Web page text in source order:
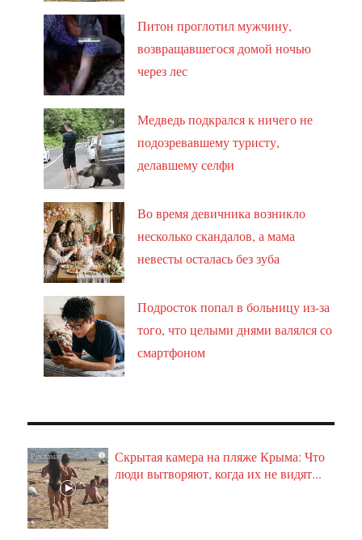
Питон проглотил мужчину,
возвращавшегося домой ночью
через лес
Медведь подкрался к ничего не
подозревавшему туристу,
делавшему селфи
Во время девичника возникло
несколько скандалов, а мама
невесты осталась без зуба
Подросток попал в больницу из-за
того, что целыми днями валялся со
смартфоном
i
Скрытая камера на пляже Крыма: Что
люди вытворяют, когда их не видят...